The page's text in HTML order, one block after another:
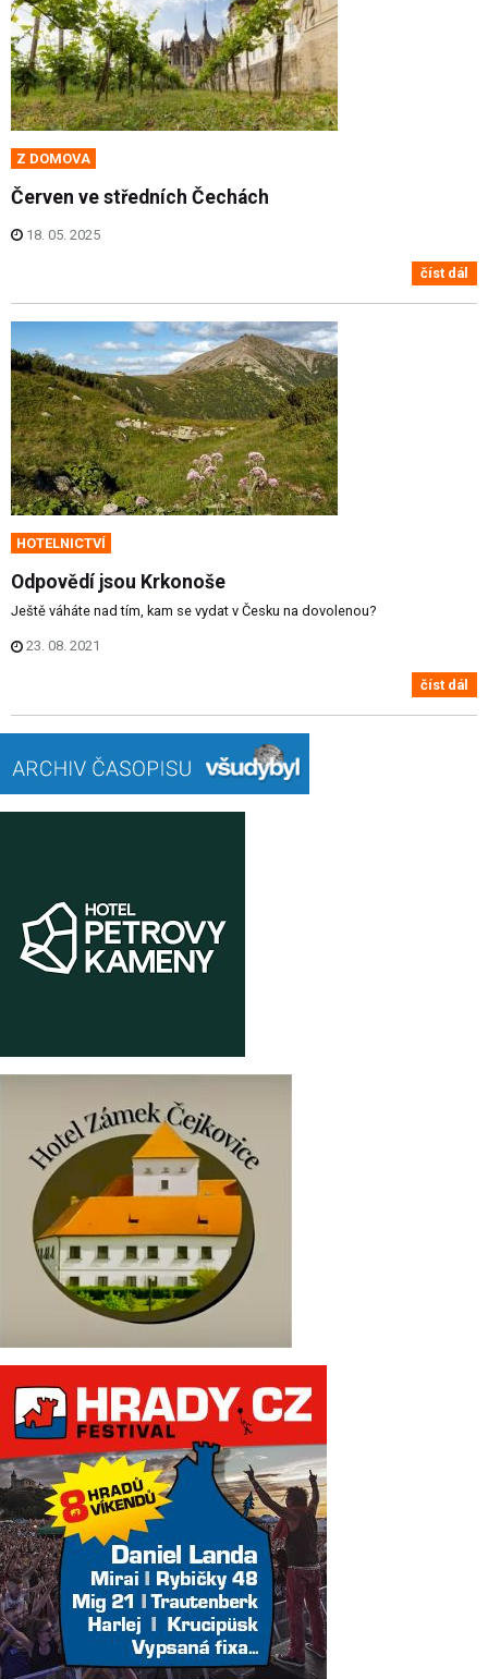
Z DOMOVA
Červen ve středních Čechách
18. 05. 2025
číst dál
HOTELNICTVÍ
Odpovědí jsou Krkonoše
Ještě váháte nad tím, kam se vydat v Česku na dovolenou?
23. 08. 2021
číst dál